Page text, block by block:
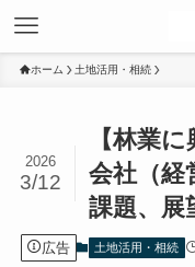
ホーム 土地活用・相続
【林業
会社（経
課題、展
2026
3/12
広告 土地活用・相続